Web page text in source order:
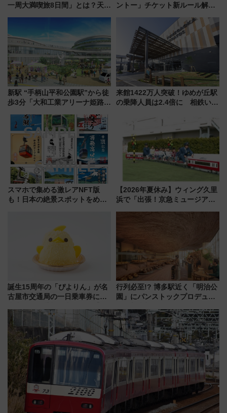
一周大満喫旅8日間」とは？天橋
雑な手続きも不要でお手軽に楽
しめるプランが登場
ントー」チケット新ルール解
本人確認が11月スタート
新駅 “手柄山平和公園駅”から徒
歩3分「大和工業アリーナ姫路」
大相撲巡業など 豪華イベントと
アクセス
来館1422万人突破！ゆめが丘駅
の乗降人員は2.4倍に 相鉄いず
年祭にそうにゃん＆DB.スター
スマホで集める激レアNFT版
も！日本の絶景スポットをめぐ
【2026年夏休み】ウィング久里
浜で「出張！京急ミュージア
誕生15周年の「ぴよりん」が名
古屋市交通局の一日乗車券に！
定1万5000枚】
行列必至!? 博多駅近く「明治公
園」にパンストックプロデュー
オープン 秋からはビストロ営業
も！